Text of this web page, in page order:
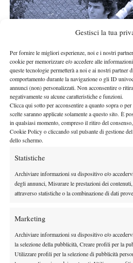
Gestisci la tua
Per fornire le migliori esperienze, noi e i nostri
cookie per memorizzare e/o accedere alle
queste tecnologie permetterà a noi e ai nostri partner
comportamento durante la navigazione o gli ID
annunci (non) personalizzati. Non acconsentire o
negativamente su alcune caratteristiche e funzioni.
Clicca qui sotto per acconsentire a quanto sopra o
scelte saranno applicate solamente a questo sito. È
in qualsiasi momento, compreso il ritiro del
Cookie Policy o cliccando sul pulsante di gestione
dello schermo.
Statistiche
Archiviare informazioni su dispositivo e/o
degli annunci, Misurare le prestazioni dei
attraverso statistiche o la combinazione di dati
Marketing
Archiviare informazioni su dispositivo e/o
la selezione della pubblicità, Creare profili per la
Utilizzare profili per la selezione di pubblicità
Intervista. domanda: hai giocato spesso
della tua formazione? Boh, quasi mai,
alleno al Circolo Tizio e per allenarci sul
andare da un’altra parte… Ma qual’è la
Mah,non lo so, mi alleno sempre sulla
sul veloce non mi troverei male…Sono
alla grande, impattano davanti, vicino
metto dietro e poi il punto non lo
Intendiamoci, Marcora non è un
braccio non è velocissimo. .Ma